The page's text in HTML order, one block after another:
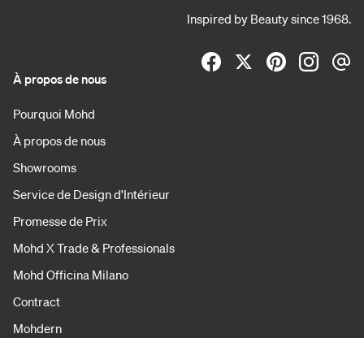
Inspired by Beauty since 1968.
À propos de nous
Pourquoi Mohd
À propos de nous
Showrooms
Service de Design d'Intérieur
Promesse de Prix
Mohd X Trade & Professionals
Mohd Officina Milano
Contract
Mohdern